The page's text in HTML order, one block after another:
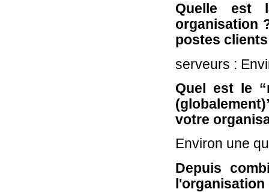
Quelle est
organisation
postes
serveurs :
Quel est le
votre
Environ une
Depuis
l'organisation